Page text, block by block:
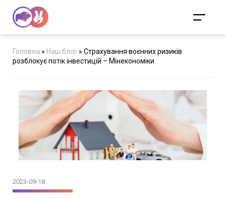
Головна » Наш блог » Страхування воєнних ризиків
розблокує потік інвестицій – Мінекономіки
2023-09-18